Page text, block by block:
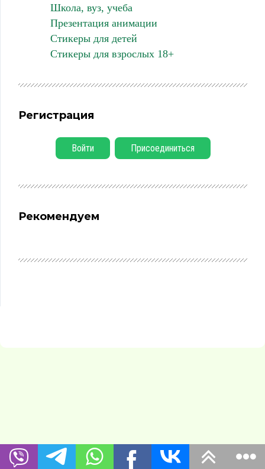
Школа, вуз, учеба
Презентация анимации
Стикеры для детей
Стикеры для взрослых 18+
Регистрация
Войти Присоединиться
Рекомендуем